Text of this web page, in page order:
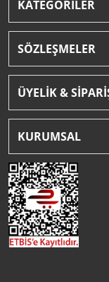
KATEGORİLER
SÖZLEŞMELER
ÜYELİK &
KURUMSAL